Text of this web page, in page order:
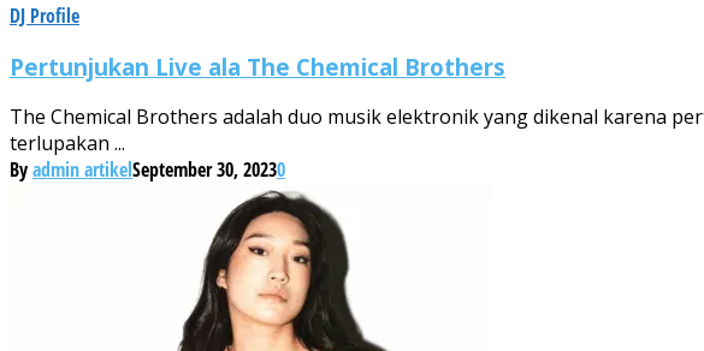
DJ Profile
Pertunjukan Live ala The Chemical Brothers
The Chemical Brothers adalah duo musik elektronik yang dikenal karena
terlupakan ...
Byadmin artikelSeptember 30, 20230